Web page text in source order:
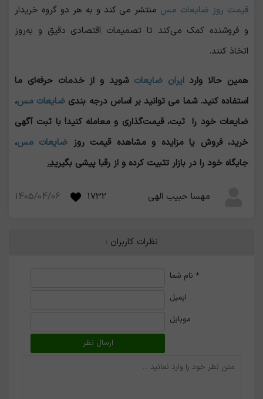
قیمت روز ضایعات مس منتشر می کند و به هر دو گروه خریدار
و فروشنده کمک می‌کند تا تصمیمات اقتصادی دقیق و به‌روز
اتخاذ کنند.
همین حالا واردایران ضایعات شوید و از خدمات حرفه‌ای ما
استفاده کنید. شما می توانید بر اساس درجه‌ بندی ضایعات مس،
ضایعات خود را ثبت، قیمت‌گذاری و معامله کنید! با ثبت آگهی
خرید، فروش یا مزایده و مشاهده قیمت روز ضایعات مس،
جایگاه خود را در بازار تثبیت کرده و از رقبا پیشی بگیرید.
مهسا حبیب الهی 1732
1405/04/06
نظرات کاربران :
* نام شما
ایمیل
موبایل